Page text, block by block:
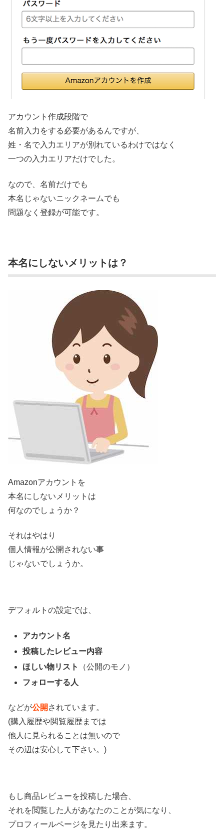
アカウント作成段階で
名前入力をする必要があるんですが、
姓・名で入力エリアが別れているわけではなく
一つの入力エリアだけでした。
なので、名前だけでも
本名じゃないニックネームでも
問題なく登録が可能です。
本名にしないメリットは？
Amazonアカウントを
本名にしないメリットは
何なのでしょうか？
それはやはり
個人情報が公開されない事
じゃないでしょうか。
デフォルトの設定では、
アカウント名
投稿したレビュー内容
ほしい物リスト
（公開のモノ）
フォローする人
などが公開 されています。
(購入履歴や閲覧履歴までは
他人に見られることは無いので
その辺は安心して下さい。)
もし商品レビューを投稿した場合、
それを閲覧した人があなたのことが気になり、
プロフィールページを見たり出来ます。